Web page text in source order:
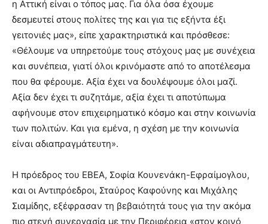
η Αττική είναι ο τόπος μας. Για όλα όσα έχουμε
δεσμευτεί στους πολίτες της και για τις εξήντα έξι
γειτονιές μας», είπε χαρακτηριστικά και πρόσθεσε:
«Θέλουμε να υπηρετούμε τους στόχους μας με συνέχεια
και συνέπεια, γιατί όλοι κρινόμαστε από το αποτέλεσμα
που θα φέρουμε. Αξία έχει να δουλέψουμε όλοι μαζί.
Αξία δεν έχει τι συζητάμε, αξία έχει τι αποτύπωμα
αφήνουμε στον επιχειρηματικό κόσμο και στην κοινωνία
των πολιτών. Και για εμένα, η σχέση με την κοινωνία
είναι αδιαπραγμάτευτη».
Η πρόεδρος του ΕΒΕΑ, Σοφία Κουνενάκη-Εφραίμογλου,
και οι Αντιπρόεδροι, Σταύρος Καφούνης και Μιχάλης
Σιαμίδης, εξέφρασαν τη βεβαιότητά τους για την ακόμα
πιο στενή συνεργασία με την Περιφέρεια «στον κοινό